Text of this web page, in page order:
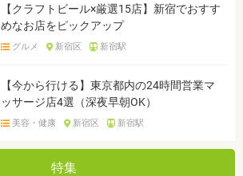
【クラフトビール×厳選15店】新宿でおすす
めなお店をピックアップ
グルメ 新宿区 新宿駅
【今から行ける】東京都内の24時間営業マ
ッサージ店4選（深夜早朝OK）
美容・健康 新宿区 新宿駅
特集